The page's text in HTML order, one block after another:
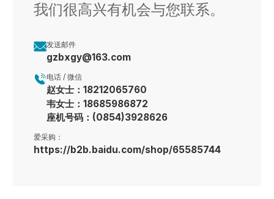
我们很高兴有机会与您联系。
发送邮件
gzbxgy@163.com
电话 / 微信
赵女士：18212065760
韦女士：18685986872
座机号码：(0854)3928626
爱采购：
https://b2b.baidu.com/shop/65585744